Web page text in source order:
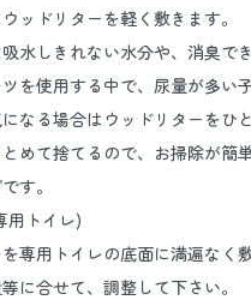
ッドリターを軽く敷きます。
水しきれない水分や、消臭で
を使用する中で、尿量が多い
なる場合はウッドリターをひ
めて捨てるので、お掃除が簡
す。
用トイレ)
専用トイレの底面に満遍なく
に合せて、調整して下さい。